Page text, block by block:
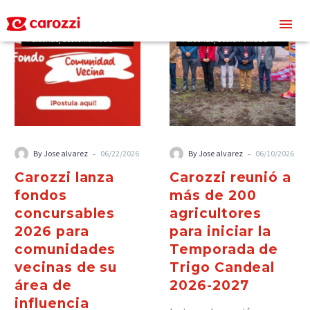
Cultura Nuestra Cultura
Personas Sostenibilidad
By Jose alvarez - 06/22/2026
Carozzi lanza
fondos
concursables
2026 para
comunidades
vecinas de su
área de
influencia
Personas Sostenibilidad
By Jose alvarez - 06/10/2026
Carozzi reunió a
más de 200
agricultores
para iniciar la
Temporada de
Trigo Candeal
2026-2027